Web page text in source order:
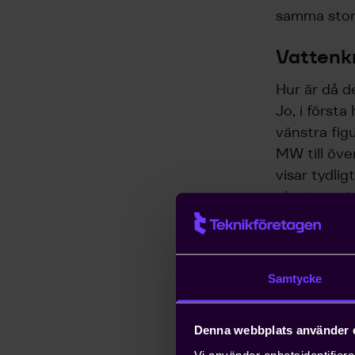
Samtycke
Denna webbplats använder
samma
Hur är då
Jo, i första
vänstra
MW till
visar
Trots
när det
under hela
högra